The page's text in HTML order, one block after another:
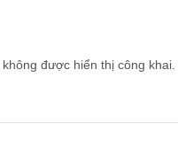
được hiển thị công khai.